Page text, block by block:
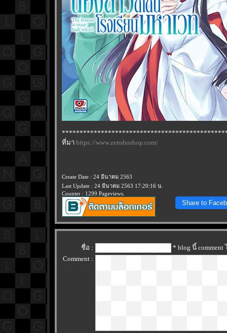
ที่มา https://www.zenshushop.com/
Create Date : 24 มีนาคม 2563
Last Update : 24 มีนาคม 2563 17:20:16 น.
Counter : 1299 Pageviews.
Share to
ชื่อ :
* blog นี้
Comment :